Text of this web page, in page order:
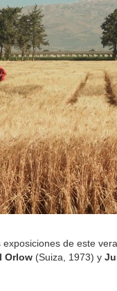
de este
Orlow (Suiza, 1973) y